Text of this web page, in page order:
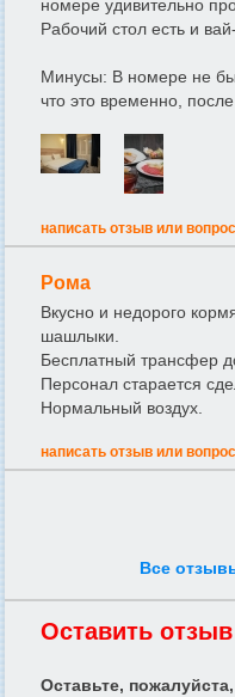
номере удивительно
Рабочий стол есть и
Минусы: В номере не
что это временно,
написать отзыв или вопрос
Рома
Вкусно и недорого
шашлыки.
Бесплатный трансфер
Персонал старается
Нормальный воздух.
написать отзыв или вопрос
Все
Оставить
Оставьте,